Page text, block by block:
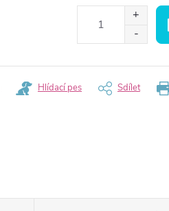
Hlídací pes Sdílet